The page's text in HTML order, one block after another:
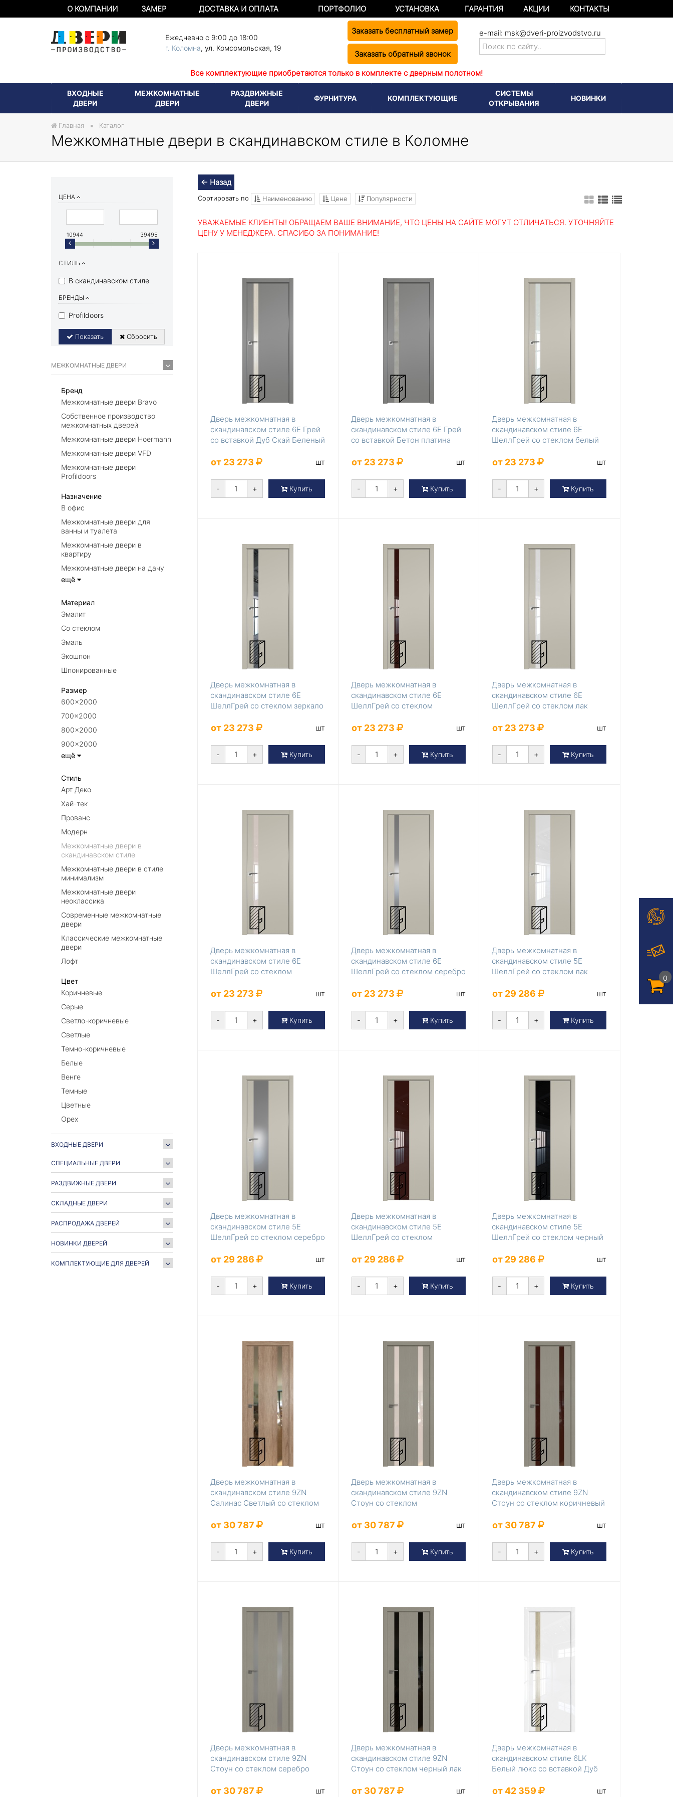
0
О КОМПАНИИ ЗАМЕР ДОСТАВКА И ОПЛАТА ПОРТФОЛИО УСТАНОВКА ГАРАНТИЯ АКЦИИ КОНТАКТЫ
Ежедневно с 9:00 до 18:00
г. Коломна, ул. Комсомольская, 19
Заказать бесплатный замер
Заказать обратный звонок
e-mail: msk@dveri-proizvodstvo.ru
Все комплектующие приобретаются только в комплекте с дверным полотном!
ВХОДНЫЕ
ДВЕРИ
МЕЖКОМНАТНЫЕ
ДВЕРИ
РАЗДВИЖНЫЕ
ДВЕРИ
ФУРНИТУРА КОМПЛЕКТУЮЩИЕ
СИСТЕМЫ
ОТКРЫВАНИЯ
НОВИНКИ
Главная Каталог
Межкомнатные двери в скандинавском стиле в Коломне
ЦЕНА
10944 39495
СТИЛЬ
В скандинавском стиле
БРЕНДЫ
Profildoors
Показать Сбросить
МЕЖКОМНАТНЫЕ ДВЕРИ
Бренд
Межкомнатные двери Bravo
Собственное производство
межкомнатных дверей
Межкомнатные двери Hoermann
Межкомнатные двери VFD
Межкомнатные двери
Profildoors
Назначение
В офис
Межкомнатные двери для
ванны и туалета
Межкомнатные двери в
квартиру
Межкомнатные двери на дачу
ещё
Материал
Эмалит
Со стеклом
Эмаль
Экошпон
Шпонированные
Размер
600×2000
700×2000
800×2000
900×2000
ещё
Стиль
Арт Деко
Хай-тек
Прованс
Модерн
Межкомнатные двери в
скандинавском стиле
Межкомнатные двери в стиле
минимализм
Межкомнатные двери
неоклассика
Современные межкомнатные
двери
Классические межкомнатные
двери
Лофт
Цвет
Коричневые
Серые
Светло-коричневые
Светлые
Темно-коричневые
Белые
Венге
Темные
Цветные
Орех
ВХОДНЫЕ ДВЕРИ
СПЕЦИАЛЬНЫЕ ДВЕРИ
РАЗДВИЖНЫЕ ДВЕРИ
СКЛАДНЫЕ ДВЕРИ
РАСПРОДАЖА ДВЕРЕЙ
НОВИНКИ ДВЕРЕЙ
КОМПЛЕКТУЮЩИЕ ДЛЯ ДВЕРЕЙ
← Назад
Сортировать по Наименованию Цене Популярности
УВАЖАЕМЫЕ КЛИЕНТЫ! ОБРАЩАЕМ ВАШЕ ВНИМАНИЕ, ЧТО ЦЕНЫ НА САЙТЕ МОГУТ ОТЛИЧАТЬСЯ. УТОЧНЯЙТЕ
ЦЕНУ У МЕНЕДЖЕРА. СПАСИБО ЗА ПОНИМАНИЕ!
Дверь межкомнатная в
скандинавском стиле 6Е Грей
со вставкой Дуб Скай Беленый
от 23 273 шт
- + Купить
Дверь межкомнатная в
скандинавском стиле 6Е Грей
со вставкой Бетон платина
от 23 273 шт
- + Купить
Дверь межкомнатная в
скандинавском стиле 6Е
ШеллГрей со стеклом белый
от 23 273 шт
- + Купить
Дверь межкомнатная в
скандинавском стиле 6Е
ШеллГрей со стеклом зеркало
от 23 273 шт
- + Купить
Дверь межкомнатная в
скандинавском стиле 6Е
ШеллГрей со стеклом
от 23 273 шт
- + Купить
Дверь межкомнатная в
скандинавском стиле 6Е
ШеллГрей со стеклом лак
от 23 273 шт
- + Купить
Дверь межкомнатная в
скандинавском стиле 6Е
ШеллГрей со стеклом
от 23 273 шт
- + Купить
Дверь межкомнатная в
скандинавском стиле 6Е
ШеллГрей со стеклом серебро
от 23 273 шт
- + Купить
Дверь межкомнатная в
скандинавском стиле 5Е
ШеллГрей со стеклом лак
от 29 286 шт
- + Купить
Дверь межкомнатная в
скандинавском стиле 5Е
ШеллГрей со стеклом серебро
от 29 286 шт
- + Купить
Дверь межкомнатная в
скандинавском стиле 5Е
ШеллГрей со стеклом
от 29 286 шт
- + Купить
Дверь межкомнатная в
скандинавском стиле 5Е
ШеллГрей со стеклом черный
от 29 286 шт
- + Купить
Дверь межкомнатная в
скандинавском стиле 9ZN
Салинас Светлый со стеклом
от 30 787 шт
- + Купить
Дверь межкомнатная в
скандинавском стиле 9ZN
Стоун со стеклом
от 30 787 шт
- + Купить
Дверь межкомнатная в
скандинавском стиле 9ZN
Стоун со стеклом коричневый
от 30 787 шт
- + Купить
Дверь межкомнатная в
скандинавском стиле 9ZN
Стоун со стеклом серебро
от 30 787 шт
Дверь межкомнатная в
скандинавском стиле 9ZN
Стоун со стеклом черный лак
от 30 787 шт
Дверь межкомнатная в
скандинавском стиле 6LK
Белый люкс со вставкой Дуб
от 42 359 шт